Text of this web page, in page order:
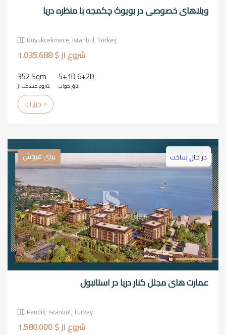
ویلاهای خصوصی در بویوک چکمجه با منظره دریا
Buyukcekmece, Istanbul, Turkey
شروع از $ 1.035.688
352 Sqm
شروع مساحت از
5+1D 6+2D
اتاق خواب
برای فروش در حال ساخت
عمارت های مجلل کنار دریا در استانبول
Pendik, Istanbul, Turkey
شروع از $ 1.580.000